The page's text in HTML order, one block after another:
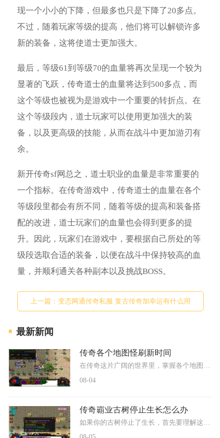
现一个小小的下降，但最多也只是下降了20多点。
不过，随着玩家等级的提高，他们将可以解锁许多
新的装备，这将使道士更加强大。
最后，等级61到等级70的血量将再次呈现一个较为
显著的飞跃，传奇道士的血量将达到500多点，而
这个等级也被视为是游戏中一个重要的转折点。在
这个等级段内，道士玩家可以使用更加强大的装
备，以及更高级的技能，从而在战斗中更加游刃有
余。
新开传奇sf网总之，道士职业的血量是非常重要的
一个指标。在传奇游戏中，传奇道士的血量在各个
等级段里都会有所不同，随着等级的提高和装备搭
配的改进，道士玩家们的血量也会得到更多的提
升。因此，玩家们在游戏中，要根据自己所处的等
级段选取合适的装备，以便在战斗中保持较高的血
量，并顺利通关各种副本以及挑战BOSS。
上一篇： 变态网通传奇私服 复古传奇加幸运有什么用
最新新闻
传奇各个地图怪刷新时间
08-04
传奇霸业古树停止生长怎么办